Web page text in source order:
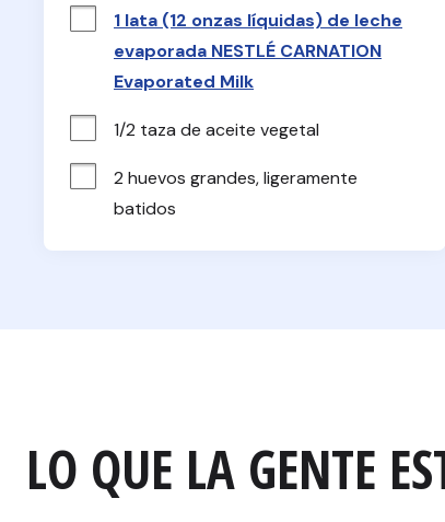
1 lata (12 onzas líquidas) de leche
evaporada NESTLÉ CARNATION
Evaporated Milk
1/2 taza de aceite vegetal
2 huevos grandes, ligeramente
batidos
LO QUE LA GENTE